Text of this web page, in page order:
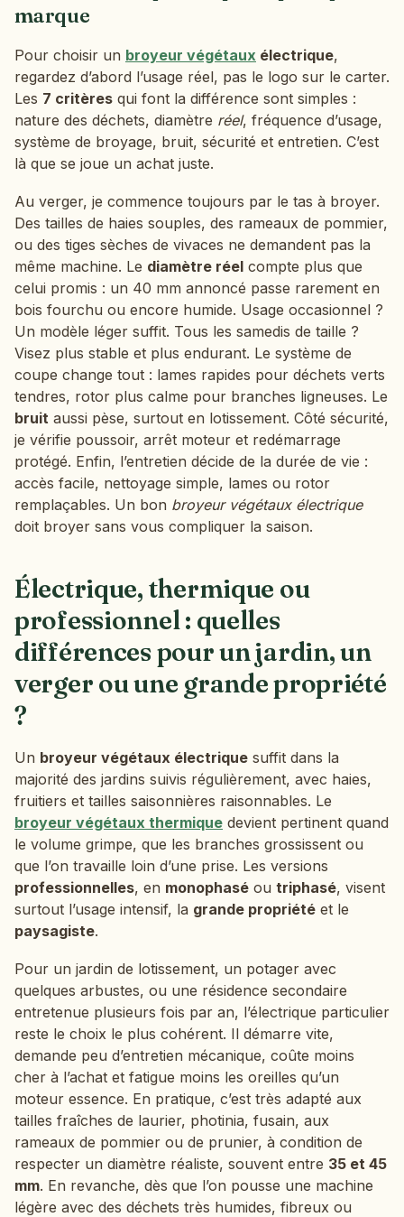
marque
Pour choisir un broyeur végétaux électrique,
regardez d’abord l’usage réel, pas le logo sur le carter.
Les 7 critères qui font la différence sont simples :
nature des déchets, diamètre réel, fréquence d’usage,
système de broyage, bruit, sécurité et entretien. C’est
là que se joue un achat juste.
Au verger, je commence toujours par le tas à broyer.
Des tailles de haies souples, des rameaux de pommier,
ou des tiges sèches de vivaces ne demandent pas la
même machine. Le diamètre réel compte plus que
celui promis : un 40 mm annoncé passe rarement en
bois fourchu ou encore humide. Usage occasionnel ?
Un modèle léger suffit. Tous les samedis de taille ?
Visez plus stable et plus endurant. Le système de
coupe change tout : lames rapides pour déchets verts
tendres, rotor plus calme pour branches ligneuses. Le
bruit aussi pèse, surtout en lotissement. Côté sécurité,
je vérifie poussoir, arrêt moteur et redémarrage
protégé. Enfin, l’entretien décide de la durée de vie :
accès facile, nettoyage simple, lames ou rotor
remplaçables. Un bon broyeur végétaux électrique
doit broyer sans vous compliquer la saison.
Électrique, thermique ou
professionnel : quelles
différences pour un jardin, un
verger ou une grande propriété
?
Un broyeur végétaux électrique suffit dans la
majorité des jardins suivis régulièrement, avec haies,
fruitiers et tailles saisonnières raisonnables. Le
broyeur végétaux thermique devient pertinent quand
le volume grimpe, que les branches grossissent ou
que l’on travaille loin d’une prise. Les versions
professionnelles, en monophasé ou triphasé, visent
surtout l’usage intensif, la grande propriété et le
paysagiste.
Pour un jardin de lotissement, un potager avec
quelques arbustes, ou une résidence secondaire
entretenue plusieurs fois par an, l’électrique particulier
reste le choix le plus cohérent. Il démarre vite,
demande peu d’entretien mécanique, coûte moins
cher à l’achat et fatigue moins les oreilles qu’un
moteur essence. En pratique, c’est très adapté aux
tailles fraîches de laurier, photinia, fusain, aux
rameaux de pommier ou de prunier, à condition de
respecter un diamètre réaliste, souvent entre 35 et 45
mm. En revanche, dès que l’on pousse une machine
légère avec des déchets très humides, fibreux ou